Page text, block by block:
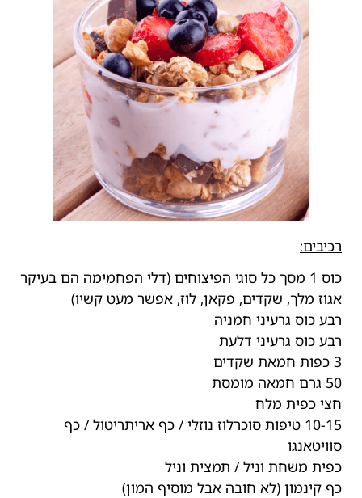
רכיבים:
כוס 1 מסך כל סוגי הפיצוחים (דלי הפחמימה הם בעיקר
אגוז מלך, שקדים, פקאן, לוז, אפשר מעט קשיו)
רבע כוס גרעיני חמניה
רבע כוס גרעיני דלעת
3 כפות חמאת שקדים
50 גרם חמאה מומסת
חצי כפית מלח
10-15 טיפות סוכרלוז נוזלי / כף אריתריטול / כף
סוויטאנגו
כפית משחת וניל / תמצית וניל
כף קינמון (לא חובה אבל מוסיף המון)